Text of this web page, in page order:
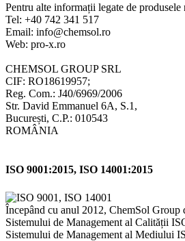
Pentru alte informații legate de produsele
Tel: +40 742 341 517
Email: info@chemsol.ro
Web: pro-x.ro
CHEMSOL GROUP SRL
CIF: RO18619957;
Reg. Com.: J40/6969/2006
Str. David Emmanuel 6A, S.1,
București, C.P.: 010543
ROMÂNIA
ISO 9001:2015, ISO 14001:2015
Începând cu anul 2012, ChemSol Group
Sistemului de Management al Calității
Sistemului de Management al Mediului